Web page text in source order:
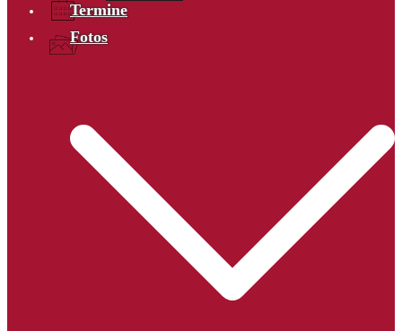
Termine
Fotos